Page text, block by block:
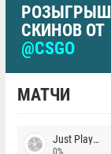
РОЗЫГРЫШ
СКИНОВ ОТ
@CSGO
МАТЧИ
Just Players
0%